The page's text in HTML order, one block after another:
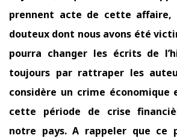
prennent acte de cette affaire,
douteux dont nous avons été
pourra changer les écrits de
toujours par rattraper les
considère un crime économique
cette période de crise
notre pays. A rappeler que